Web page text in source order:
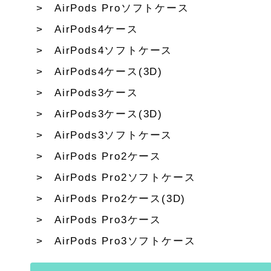
AirPods Proソフトケース
AirPods4ケース
AirPods4ソフトケース
AirPods4ケース(3D)
AirPods3ケース
AirPods3ケース(3D)
AirPods3ソフトケース
AirPods Pro2ケース
AirPods Pro2ソフトケース
AirPods Pro2ケース(3D)
AirPods Pro3ケース
AirPods Pro3ソフトケース